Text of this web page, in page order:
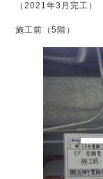
（2021年3月完工）
施工前（5階）